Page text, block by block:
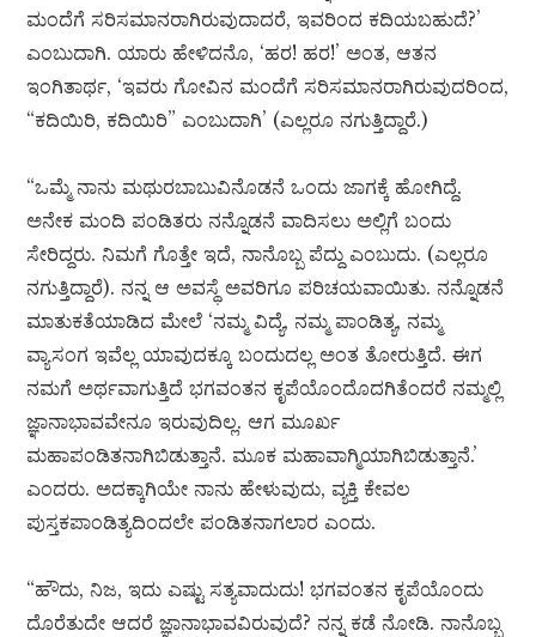
ಮಂದೆಗೆ ಸರಿಸಮಾನರಾಗಿರುವುದಾದರೆ, ಇವರಿಂದ ಕದಿಯಬಹುದೆ?’
ಎಂಬುದಾಗಿ. ಯಾರು ಹೇಳಿದನೊ, ‘ಹರ! ಹರ!’ ಅಂತ, ಆತನ
ಇಂಗಿತಾರ್ಥ, ‘ಇವರು ಗೋವಿನ ಮಂದೆಗೆ ಸರಿಸಮಾನರಾಗಿರುವುದರಿಂದ,
“ಕದಿಯಿರಿ, ಕದಿಯಿರಿ” ಎಂಬುದಾಗಿ’ (ಎಲ್ಲರೂ ನಗುತ್ತಿದ್ದಾರೆ.)
“ಒಮ್ಮೆ ನಾನು ಮಥುರಬಾಬುವಿನೊಡನೆ ಒಂದು ಜಾಗಕ್ಕೆ ಹೋಗಿದ್ದೆ.
ಅನೇಕ ಮಂದಿ ಪಂಡಿತರು ನನ್ನೊಡನೆ ವಾದಿಸಲು ಅಲ್ಲಿಗೆ ಬಂದು
ಸೇರಿದ್ದರು. ನಿಮಗೆ ಗೊತ್ತೇ ಇದೆ, ನಾನೊಬ್ಬ ಪೆದ್ದು ಎಂಬುದು. (ಎಲ್ಲರೂ
ನಗುತ್ತಿದ್ದಾರೆ). ನನ್ನ ಆ ಅವಸ್ಥೆ ಅವರಿಗೂ ಪರಿಚಯವಾಯಿತು. ನನ್ನೊಡನೆ
ಮಾತುಕತೆಯಾಡಿದ ಮೇಲೆ ‘ನಮ್ಮ ವಿದ್ಯೆ, ನಮ್ಮ ಪಾಂಡಿತ್ಯ, ನಮ್ಮ
ವ್ಯಾಸಂಗ ಇವೆಲ್ಲ ಯಾವುದಕ್ಕೂ ಬಂದುದಲ್ಲ ಅಂತ ತೋರುತ್ತಿದೆ. ಈಗ
ನಮಗೆ ಅರ್ಥವಾಗುತ್ತಿದೆ ಭಗವಂತನ ಕೃಪೆಯೊಂದೊದಗಿತೆಂದರೆ ನಮ್ಮಲ್ಲಿ
ಜ್ಞಾನಾಭಾವವೇನೂ ಇರುವುದಿಲ್ಲ. ಆಗ ಮೂರ್ಖ
ಮಹಾಪಂಡಿತನಾಗಿಬಿಡುತ್ತಾನೆ. ಮೂಕ ಮಹಾವಾಗ್ಮಿಯಾಗಿಬಿಡುತ್ತಾನೆ.’
ಎಂದರು. ಅದಕ್ಕಾಗಿಯೇ ನಾನು ಹೇಳುವುದು, ವ್ಯಕ್ತಿ ಕೇವಲ
ಪುಸ್ತಕಪಾಂಡಿತ್ಯದಿಂದಲೇ ಪಂಡಿತನಾಗಲಾರ ಎಂದು.
“ಹೌದು, ನಿಜ, ಇದು ಎಷ್ಟು ಸತ್ಯವಾದುದು! ಭಗವಂತನ ಕೃಪೆಯೊಂದು
ದೊರೆತುದೇ ಆದರೆ ಜ್ಞಾನಾಭಾವವಿರುವುದೆ? ನನ್ನ ಕಡೆ ನೋಡಿ. ನಾನೊಬ್ಬ